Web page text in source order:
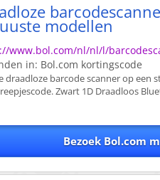
modellen
www.bol.com/nl/nl/l/
in: Bol.com kortingscode
draadloze barcode scanner op een
Zwart 1D Draadloos
Bezoek Bol.com